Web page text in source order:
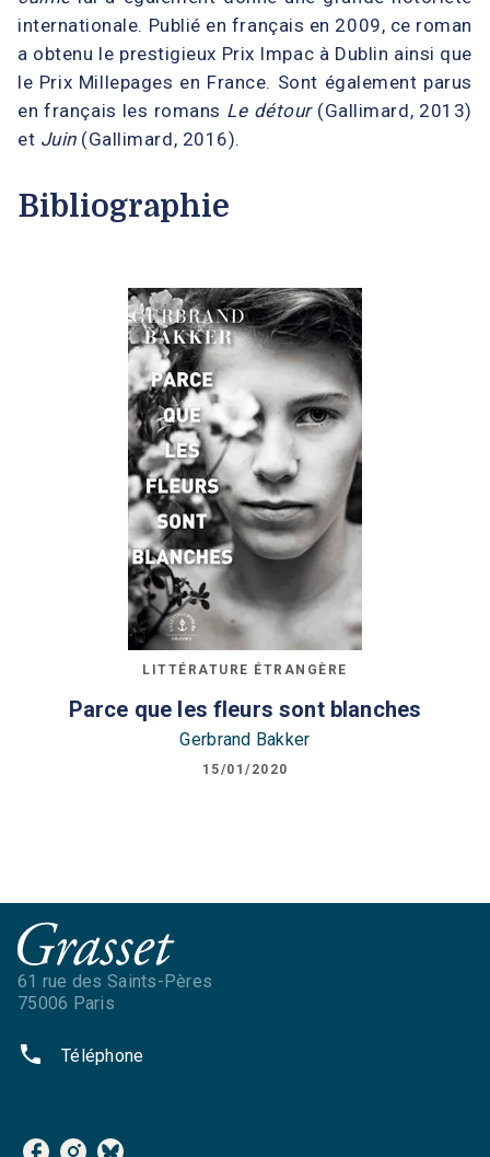
internationale. Publié en français en 2009, ce roman
a obtenu le prestigieux Prix Impac à Dublin ainsi que
le Prix Millepages en France. Sont également parus
en français les romans Le détour(Gallimard, 2013)
et Juin(Gallimard, 2016).
Bibliographie
LITTÉRATURE ÉTRANGÈRE
Parce que les fleurs sont blanches
Gerbrand Bakker
15/01/2020
61 rue des Saints-Pères
75006 Paris
phone Téléphone